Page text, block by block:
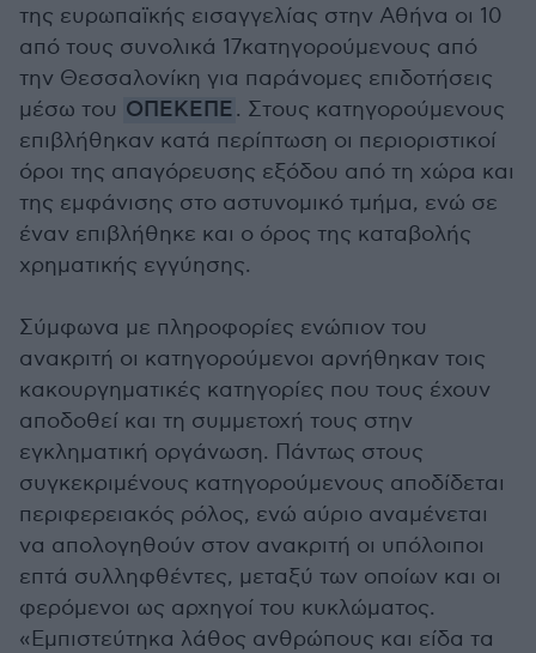
της ευρωπαϊκής εισαγγελίας στην Αθήνα οι 10
από τους συνολικά 17κατηγορούμενους από
την Θεσσαλονίκη για παράνομες επιδοτήσεις
μέσω του ΟΠΕΚΕΠΕ. Στους κατηγορούμενους
επιβλήθηκαν κατά περίπτωση οι περιοριστικοί
όροι της απαγόρευσης εξόδου από τη χώρα και
της εμφάνισης στο αστυνομικό τμήμα, ενώ σε
έναν επιβλήθηκε και ο όρος της καταβολής
χρηματικής εγγύησης.
Σύμφωνα με πληροφορίες ενώπιον του
ανακριτή οι κατηγορούμενοι αρνήθηκαν τοις
κακουργηματικές κατηγορίες που τους έχουν
αποδοθεί και τη συμμετοχή τους στην
εγκληματική οργάνωση. Πάντως στους
συγκεκριμένους κατηγορούμενους αποδίδεται
περιφερειακός ρόλος, ενώ αύριο αναμένεται
να απολογηθούν στον ανακριτή οι υπόλοιποι
επτά συλληφθέντες, μεταξύ των οποίων και οι
φερόμενοι ως αρχηγοί του κυκλώματος.
«Εμπιστεύτηκα λάθος ανθρώπους και είδα τα